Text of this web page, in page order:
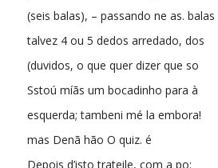
(seis balas), – passando ne as. balas
talvez 4 ou 5 dedos arredado, dos
(duvidos, o que quer dizer que so
Sstoú míãs um bocadinho para à
esquerda; tambeni mé la embora!
mas Denã hão O quiz. é
Depois d’isto trateile, com a po: